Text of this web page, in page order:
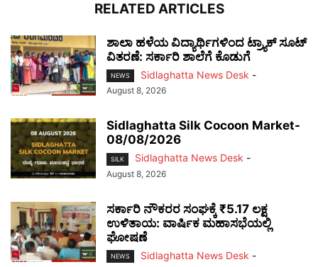
RELATED ARTICLES
ಶಾಲಾ ಹಳೆಯ ವಿದ್ಯಾರ್ಥಿಗಳಿಂದ ಟ್ರ್ಯಾಕ್‌ ಸೂಟ್
ವಿತರಣೆ: ಸರ್ಕಾರಿ ಶಾಲೆಗೆ ಕೊಡುಗೆ
NEWS Sidlaghatta News Desk -
August 8, 2026
Sidlaghatta Silk Cocoon Market-
08/08/2026
SILK Sidlaghatta News Desk -
August 8, 2026
ಸರ್ಕಾರಿ ನೌಕರರ ಸಂಘಕ್ಕೆ ₹5.17 ಲಕ್ಷ
ಉಳಿತಾಯ: ವಾರ್ಷಿಕ ಮಹಾಸಭೆಯಲ್ಲಿ
ಘೋಷಣೆ
NEWS Sidlaghatta News Desk -